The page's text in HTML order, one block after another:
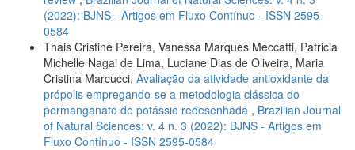
(2022): BJNS - Artigos em Fluxo Contínuo - ISSN 2595-
0584
Thais Cristine Pereira, Vanessa Marques Meccatti, Patricia
Michelle Nagai de Lima, Luciane Dias de Oliveira, Maria
Cristina Marcucci, Avaliação da atividade antioxidante da
própolis empregando-se a metodologia clássica do
permanganato de potássio redesenhada , Brazilian Journal
of Natural Sciences: v. 4 n. 3 (2022): BJNS - Artigos em
Fluxo Contínuo - ISSN 2595-0584